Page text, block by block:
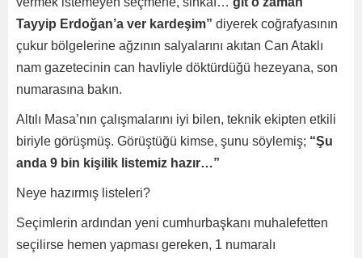
Tayyip Erdoğan’a ver kardeşim” diyerek coğrafyasının
çukur bölgelerine ağzının salyalarını akıtan Can Ataklı
nam gazetecinin can havliyle döktürdüğü hezeyana, son
numarasına bakın.
Altılı Masa’nın çalışmalarını iyi bilen, teknik ekipten etkili
biriyle görüşmüş. Görüştüğü kimse, şunu söylemiş; “Şu
anda 9 bin kişilik listemiz hazır…”
Neye hazırmış listeleri?
Seçimlerin ardından yeni cumhurbaşkanı muhalefetten
seçilirse hemen yapması gereken, 1 numaralı